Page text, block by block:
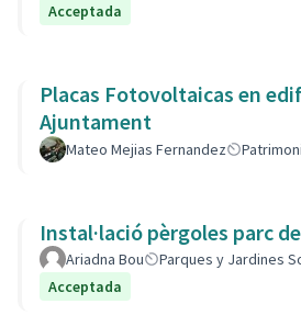
Acceptada
Placas Fotovoltaicas en
Ajuntament
Mateo Mejias Fernandez
Instal·lació pèrgoles parc
Ariadna Bou Parques y Jardines
Acceptada